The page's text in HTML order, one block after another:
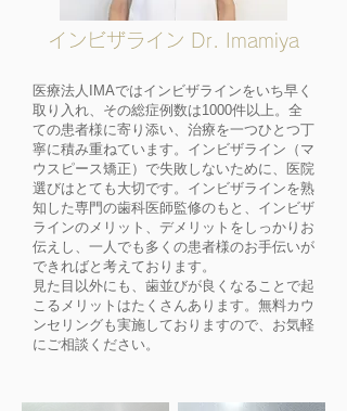
インビザライン Dr. Imamiya
医療法人IMAではインビザラインをいち早く
取り入れ、その総症例数は1000件以上。全
ての患者様に寄り添い、治療を一つひとつ丁
寧に積み重ねています。インビザライン（マ
ウスピース矯正）で失敗しないために、医院
選びはとても大切です。インビザラインを熟
知した専門の歯科医師監修のもと、インビザ
ラインのメリット、デメリットをしっかりお
伝えし、一人でも多くの患者様のお手伝いが
できればと考えております。
見た目以外にも、歯並びが良くなることで起
こるメリットはたくさんあります。無料カウ
ンセリングも実施しておりますので、お気軽
にご相談ください。